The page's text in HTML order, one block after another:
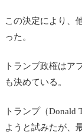
この決定により、
った。
トランプ政権はア
も決めている。
トランプ（Donald
ようと試みたが、